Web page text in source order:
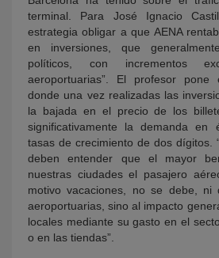
terminal. Para José Ignacio
estrategia obligar a que AENA
en inversiones, que
políticos, con incrementos
aeroportuarias”. El profesor pone
donde una vez realizadas las
la bajada en el precio de los
significativamente la demanda en
tasas de crecimiento de dos dígitos.
deben entender que el mayor
nuestras ciudades el pasajero
motivo vacaciones, no se debe,
aeroportuarias, sino al impacto
locales mediante su gasto en el
o en las tiendas”.